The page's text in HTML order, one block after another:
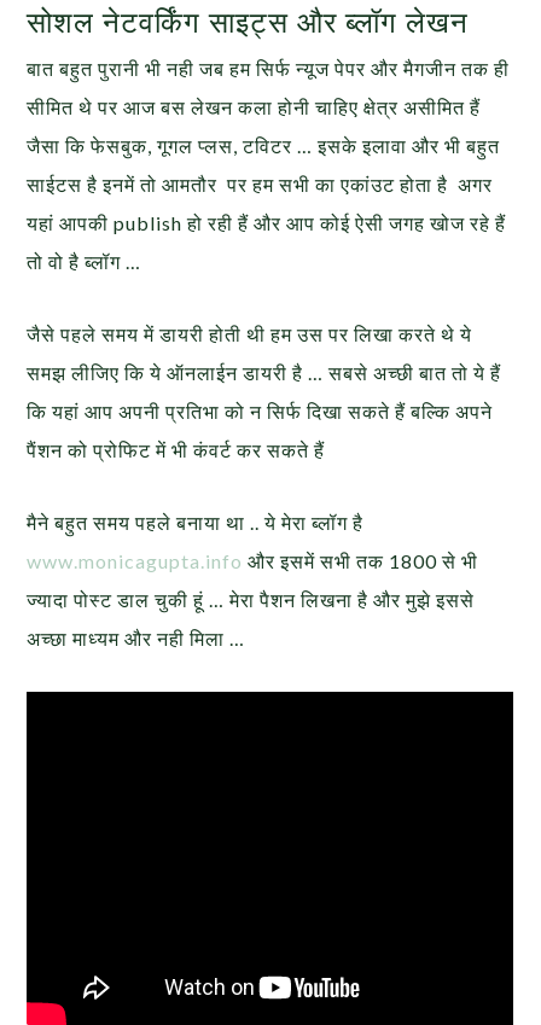
सोशल नेटवर्किंग साइट्स और ब्लॉग लेखन
बात बहुत पुरानी भी नही जब हम सिर्फ न्यूज पेपर और मैगजीन तक ही
सीमित थे पर आज बस लेखन कला होनी चाहिए क्षेत्र असीमित हैं
जैसा कि फेसबुक, गूगल प्लस, टविटर … इसके इलावा और भी बहुत
साईटस है इनमें तो आमतौर पर हम सभी का एकांउट होता है अगर
यहां आपकी publish हो रही हैं और आप कोई ऐसी जगह खोज रहे हैं
तो वो है ब्लॉग …
जैसे पहले समय में डायरी होती थी हम उस पर लिखा करते थे ये
समझ लीजिए कि ये ऑनलाईन डायरी है … सबसे अच्छी बात तो ये हैं
कि यहां आप अपनी प्रतिभा को न सिर्फ दिखा सकते हैं बल्कि अपने
पैंशन को प्रोफिट में भी कंवर्ट कर सकते हैं
मैने बहुत समय पहले बनाया था .. ये मेरा ब्लॉग है
www.monicagupta.info और इसमें सभी तक 1800 से भी
ज्यादा पोस्ट डाल चुकी हूं … मेरा पैशन लिखना है और मुझे इससे
अच्छा माध्यम और नही मिला …